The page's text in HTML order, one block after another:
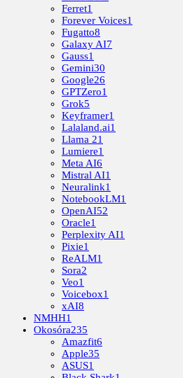
Ferret1
Forever Voices1
Fugatto8
Galaxy AI7
Gauss1
Gemini30
Google26
GPTZero1
Grok5
Keyframer1
Lalaland.ai1
Llama 21
Lumiere1
Meta AI6
Mistral AI1
Neuralink1
NotebookLM1
OpenAI52
Oracle1
Perplexity AI1
Pixie1
ReALM1
Sora2
Veo1
Voicebox1
xAI8
NMHH1
Okosóra235
Amazfit6
Apple35
ASUS1